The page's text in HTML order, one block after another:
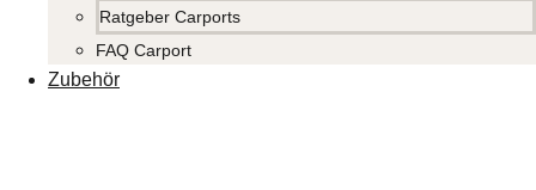
Ratgeber Carports
FAQ Carport
Zubehör